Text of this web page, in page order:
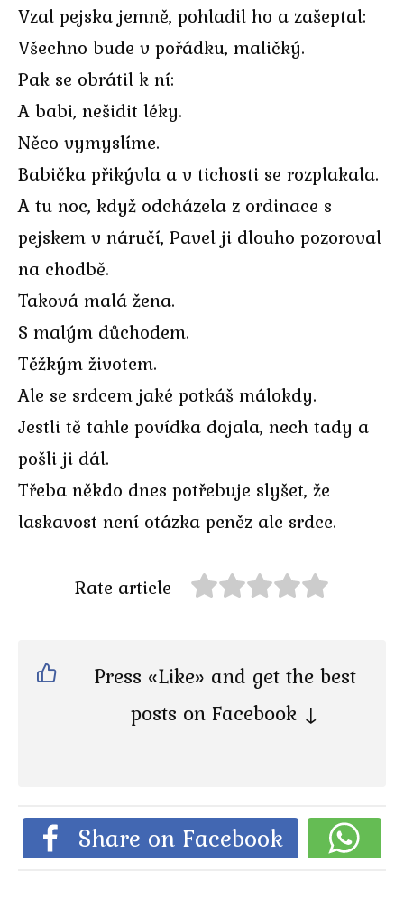
Vzal pejska jemně, pohladil ho a zašeptal:
Všechno bude v pořádku, maličký.
Pak se obrátil k ní:
A babi, nešidit léky.
Něco vymyslíme.
Babička přikývla a v tichosti se rozplakala.
A tu noc, když odcházela z ordinace s
pejskem v náručí, Pavel ji dlouho pozoroval
na chodbě.
Taková malá žena.
S malým důchodem.
Těžkým životem.
Ale se srdcem jaké potkáš málokdy.
Jestli tě tahle povídka dojala, nech tady a
pošli ji dál.
Třeba někdo dnes potřebuje slyšet, že
laskavost není otázka peněz ale srdce.
Rate article
Press «Like» and get the best
posts on Facebook ↓
Share on Facebook